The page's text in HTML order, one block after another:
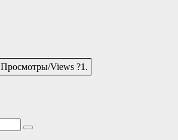
Просмотры/Views ?1.